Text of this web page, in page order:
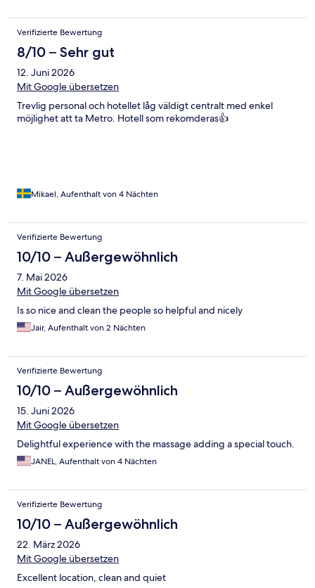
Verifizierte Bewertung
8/10 – Sehr gut
12. Juni 2026
Mit Google übersetzen
Trevlig personal och hotellet låg väldigt centralt med enkel
möjlighet att ta Metro. Hotell som rekomderas👍
Mikael, Aufenthalt von 4 Nächten
Verifizierte Bewertung
10/10 – Außergewöhnlich
7. Mai 2026
Mit Google übersetzen
Is so nice and clean the people so helpful and nicely
Jair, Aufenthalt von 2 Nächten
Verifizierte Bewertung
10/10 – Außergewöhnlich
15. Juni 2026
Mit Google übersetzen
Delightful experience with the massage adding a special touch.
JANEL, Aufenthalt von 4 Nächten
Verifizierte Bewertung
10/10 – Außergewöhnlich
22. März 2026
Mit Google übersetzen
Excellent location, clean and quiet